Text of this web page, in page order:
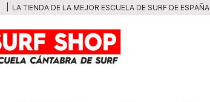
LA TIENDA DE LA MEJOR ESCUELA DE SURF DE ESPAÑA